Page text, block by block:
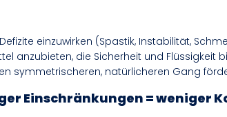
einzuwirken (Spastik, Instabilität,
anzubieten, die Sicherheit und Flüssigkeit
symmetrischeren, natürlicheren Gang
Einschränkungen = weniger